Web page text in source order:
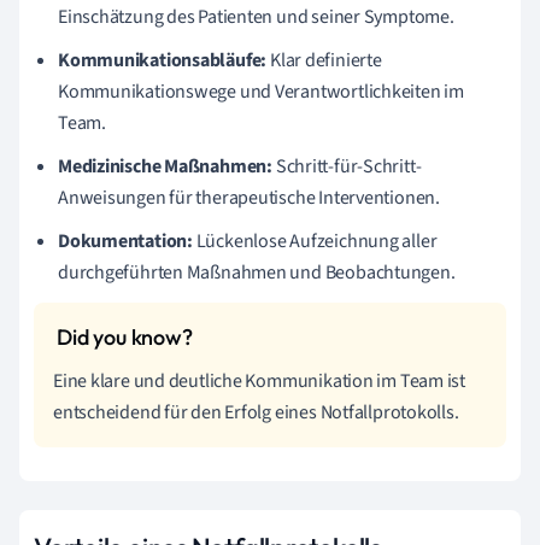
Einschätzung des Patienten und seiner Symptome.
Kommunikationsabläufe: Klar definierte
Kommunikationswege und Verantwortlichkeiten im
Team.
Medizinische Maßnahmen: Schritt-für-Schritt-
Anweisungen für therapeutische Interventionen.
Dokumentation: Lückenlose Aufzeichnung aller
durchgeführten Maßnahmen und Beobachtungen.
Eine klare und deutliche Kommunikation im Team ist
entscheidend für den Erfolg eines Notfallprotokolls.